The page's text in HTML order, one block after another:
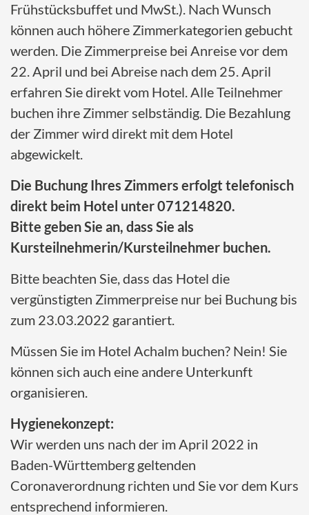
Frühstücksbuffet und MwSt.). Nach Wunsch
können auch höhere Zimmerkategorien gebucht
werden. Die Zimmerpreise bei Anreise vor dem
22. April und bei Abreise nach dem 25. April
erfahren Sie direkt vom Hotel. Alle Teilnehmer
buchen ihre Zimmer selbständig. Die Bezahlung
der Zimmer wird direkt mit dem Hotel
abgewickelt.
Die Buchung Ihres Zimmers erfolgt telefonisch
direkt beim Hotel unter 071214820.
Bitte geben Sie an, dass Sie als
Kursteilnehmerin/Kursteilnehmer buchen.
Bitte beachten Sie, dass das Hotel die
vergünstigten Zimmerpreise nur bei Buchung bis
zum 23.03.2022 garantiert.
Müssen Sie im Hotel Achalm buchen? Nein! Sie
können sich auch eine andere Unterkunft
organisieren.
Hygienekonzept:
Wir werden uns nach der im April 2022 in
Baden-Württemberg geltenden
Coronaverordnung richten und Sie vor dem Kurs
entsprechend informieren.